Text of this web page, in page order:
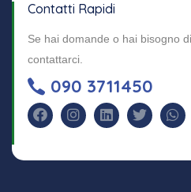
Contatti Rapidi
Se hai domande o hai bisogno
contattarci.
090 3711450